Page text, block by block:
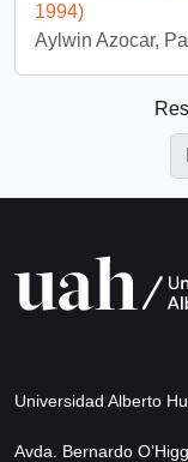
1994)
Aylwin Azocar,
Universidad Alberto
Avda. Bernardo